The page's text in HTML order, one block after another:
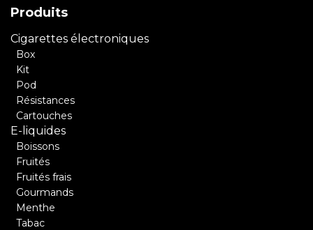
Produits
Cigarettes électroniques
Box
Kit
Pod
Résistances
Cartouches
E-liquides
Boissons
Fruités
Fruités frais
Gourmands
Menthe
Tabac